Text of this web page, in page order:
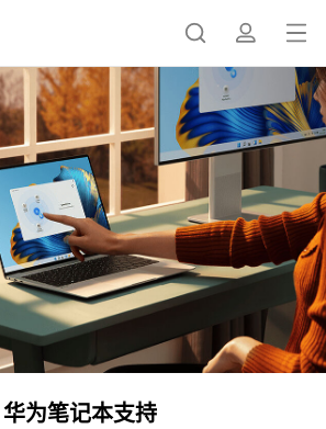
搜
索
简
介
打
开
菜
华为笔记本支持